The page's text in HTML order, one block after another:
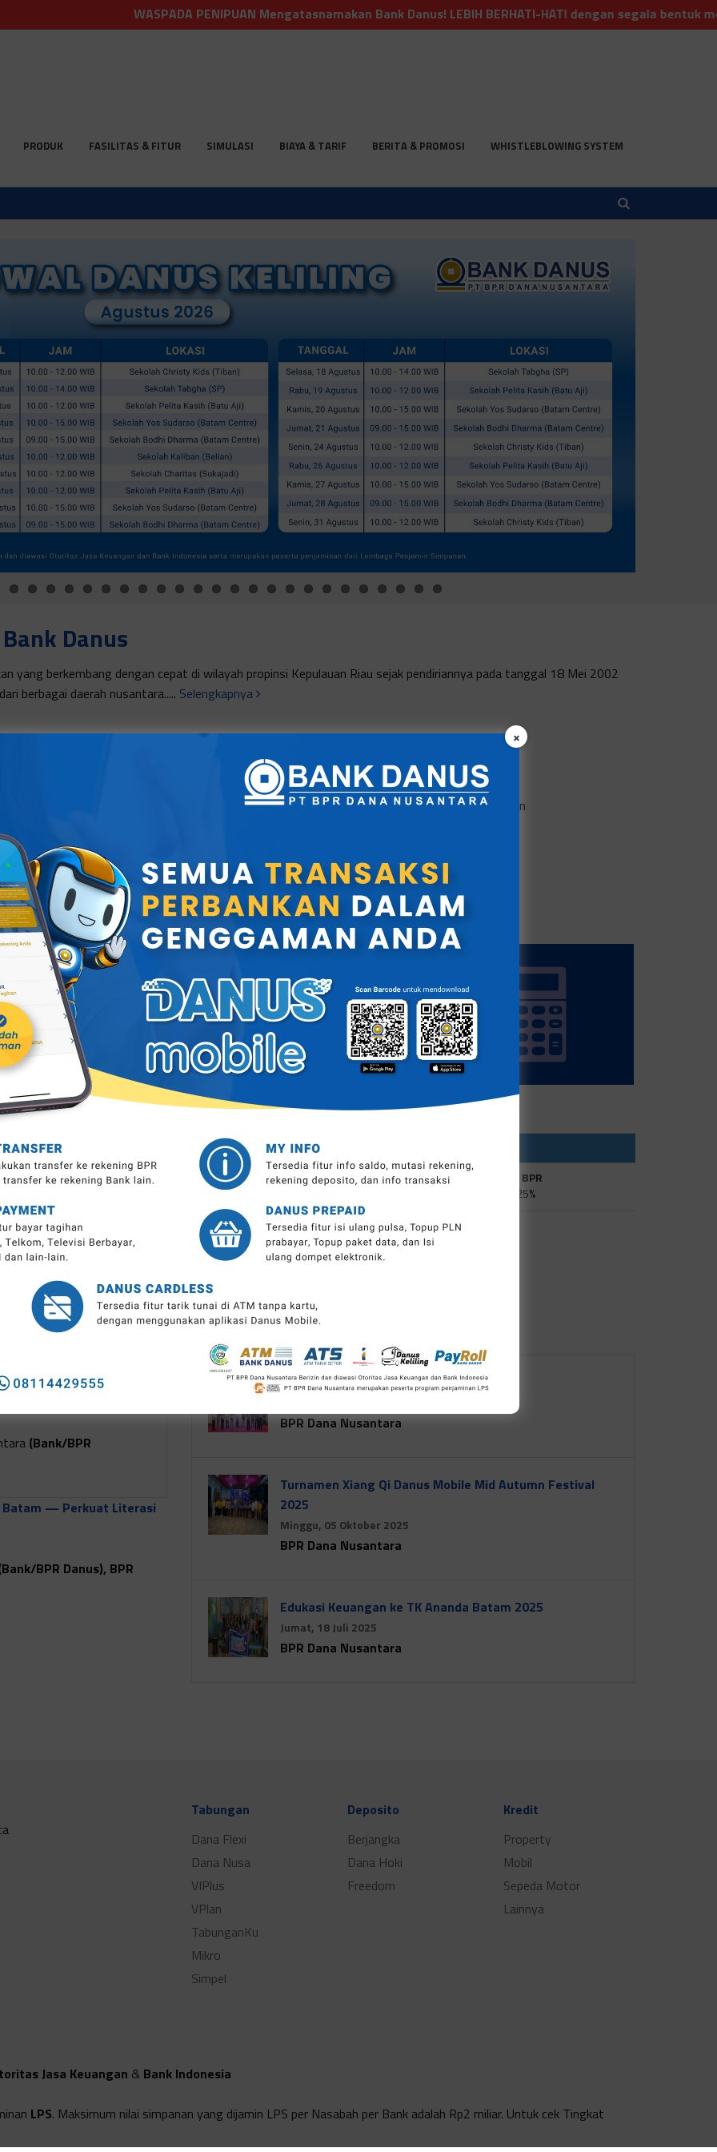
×
WASPADA PENIPUAN Mengatasnamakan Bank Danus! LEBIH BERHATI-HATI dengan segala bentuk
PRODUK FASILITAS & FITUR SIMULASI BIAYA & TARIF BERITA & PROMOSI WHISTLEBLOWING SYSTEM
Danus
yang berkembang dengan cepat di wilayah propinsi Kepulauan Riau sejak pendiriannya pada tanggal 18 Mei 2002
berbagai daerah nusantara..... Selengkapnya
Pembukaan Fasilitas ATM
Pengkinian data/identitas
Transaksi pembayaran tagihan
PENGHARGAAN OBJEK JAMINAN LELANG SIMULASI
SUKU BUNGA LAINNYA
LPS BU - Rp
LPS BU - Valas
LPS BPR
6.25%
5 Kategori BPR
pesat selama 3
(Bank/BPR
Batam — Perkuat Literasi
BPR Danus), BPR
Undian Double Hoki Vol.13 Bank Danus
BPR Dana Nusantara
Turnamen Xiang Qi Danus Mobile Mid Autumn Festival
2025
Minggu, 05 Oktober 2025
BPR Dana Nusantara
Edukasi Keuangan ke TK Ananda Batam 2025
Jumat, 18 Juli 2025
BPR Dana Nusantara
Tabungan
Dana Flexi
Dana Nusa
VIPlus
VPlan
TabunganKu
Mikro
Simpel
Deposito
Berjangka
Dana Hoki
Freedom
Kredit
Property
Mobil
Sepeda Motor
Lainnya
Jasa Keuangan & Bank Indonesia
LPS. Maksimum nilai simpanan yang dijamin LPS per Nasabah per Bank adalah Rp2 miliar. Untuk cek Tingkat